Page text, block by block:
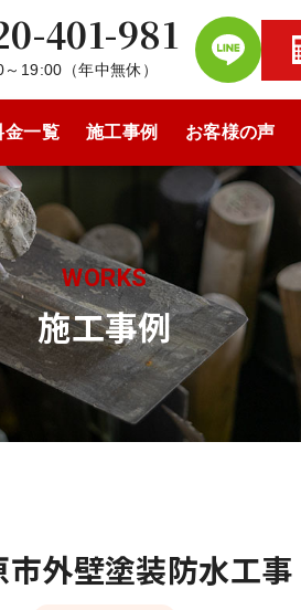
401-981
～19:00 （年中無休）
金一覧 施工事例 お客様の声
WORKS
施工事例
市外壁塗装防水工事